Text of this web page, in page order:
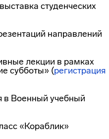
студенческих
направлений
лекции в рамках
субботы» (регистрация
в Военный учебный
«Кораблик»